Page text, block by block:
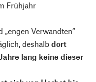
Frühjahr
Verwandten“
deshalb dort
lang keine dieser